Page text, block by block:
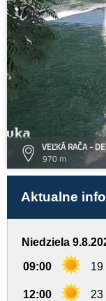
VEĽKÁ RAČA -
970 m
Aktualne info
Niedziela
09:00 19
12:00 23